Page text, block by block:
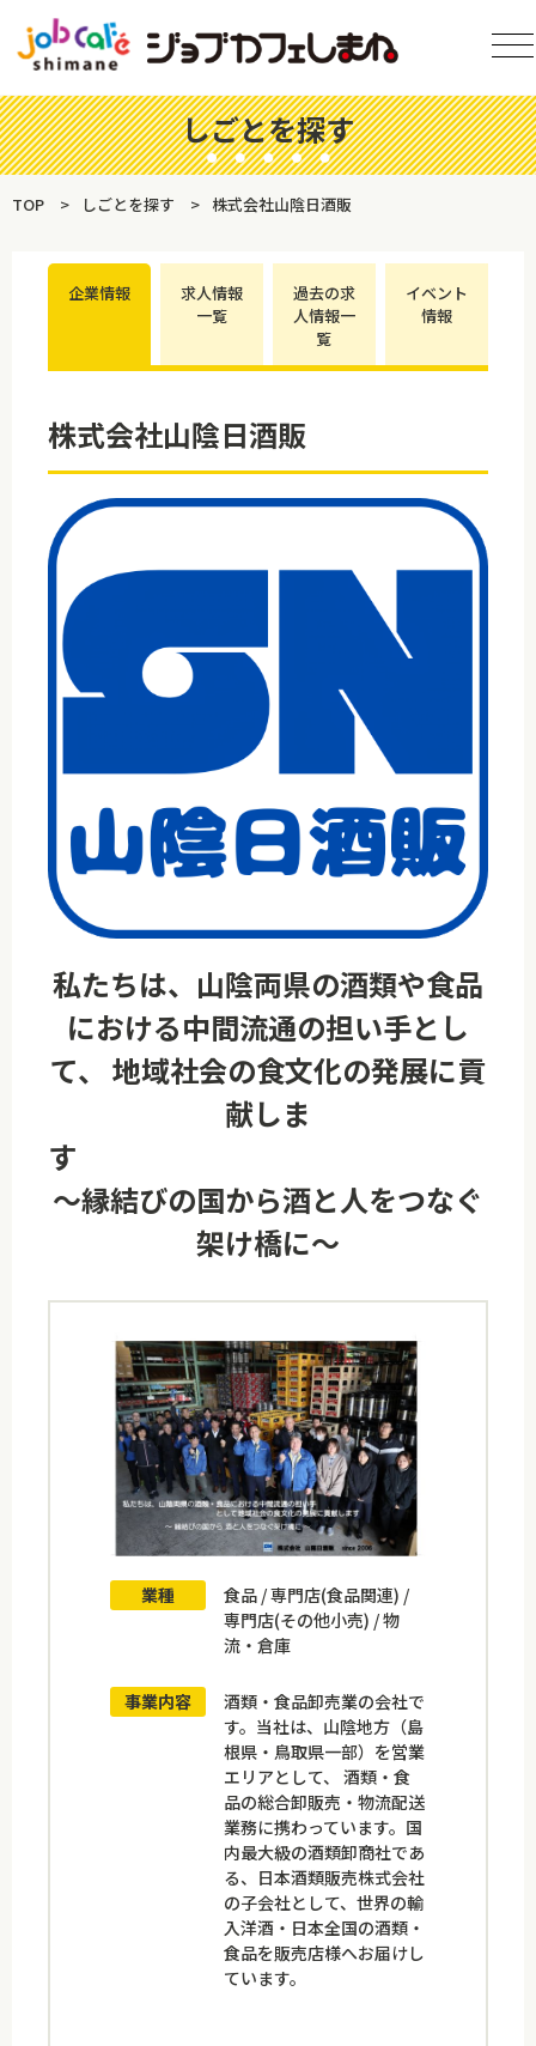
しごとを探す
TOP しごとを探す 株式会社山陰日酒販
企業情報
求人情報
一覧
過去の求
人情報一
覧
イベント
情報
株式会社山陰日酒販
私たちは、山陰両県の酒類や食品
における中間流通の担い手とし
て、 地域社会の食文化の発展に貢
献しま
～縁結びの国から酒と人をつなぐ
架け橋に～
業種
食品 / 専門店(食品関連) /
専門店(その他小売) / 物
流・倉庫
事業内容
酒類・食品卸売業の会社で
す。当社は、山陰地方（島
根県・鳥取県一部）を営業
エリアとして、 酒類・食
品の総合卸販売・物流配送
業務に携わっています。国
内最大級の酒類卸商社であ
る、日本酒類販売株式会社
の子会社として、世界の輸
入洋酒・日本全国の酒類・
食品を販売店様へお届けし
ています。